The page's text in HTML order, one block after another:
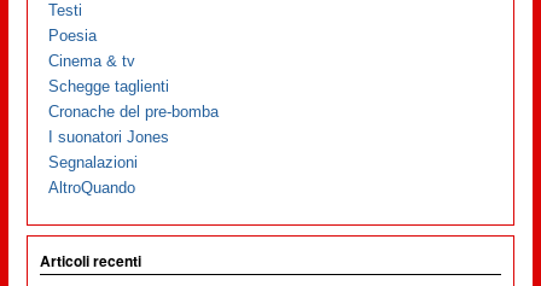
Testi
Poesia
Cinema & tv
Schegge taglienti
Cronache del pre-bomba
I suonatori Jones
Segnalazioni
AltroQuando
Articoli recenti